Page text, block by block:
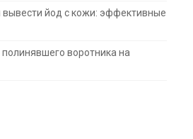
йод с кожи: эффективные
воротника на